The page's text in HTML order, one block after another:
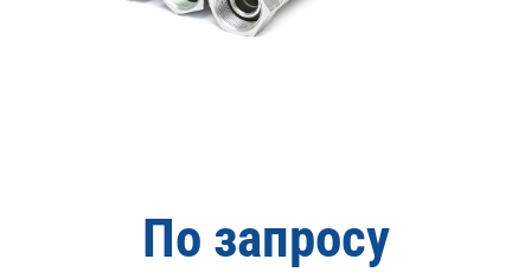
По запросу